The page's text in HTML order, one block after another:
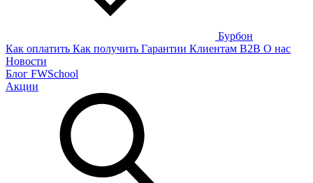
Бурбон
Как оплатить Как получить Гарантии Клиентам B2B О нас
Новости
Блог FWSchool
Акции